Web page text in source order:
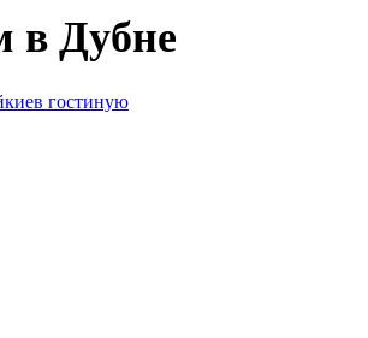
в Дубне
в гостиную